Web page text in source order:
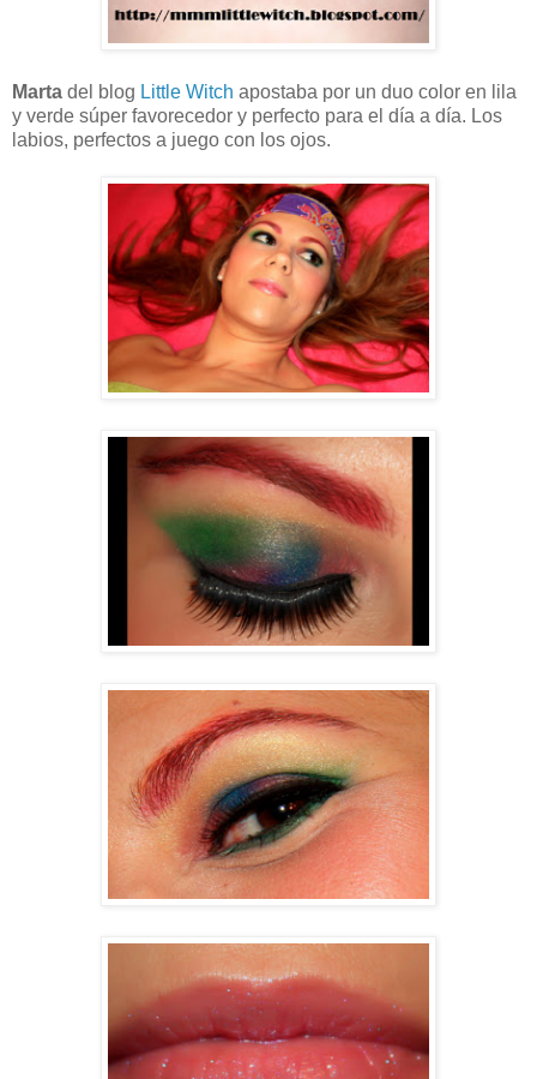
Marta del blog Little Witch apostaba por un duo color en lila
y verde súper favorecedor y perfecto para el día a día. Los
labios, perfectos a juego con los ojos.